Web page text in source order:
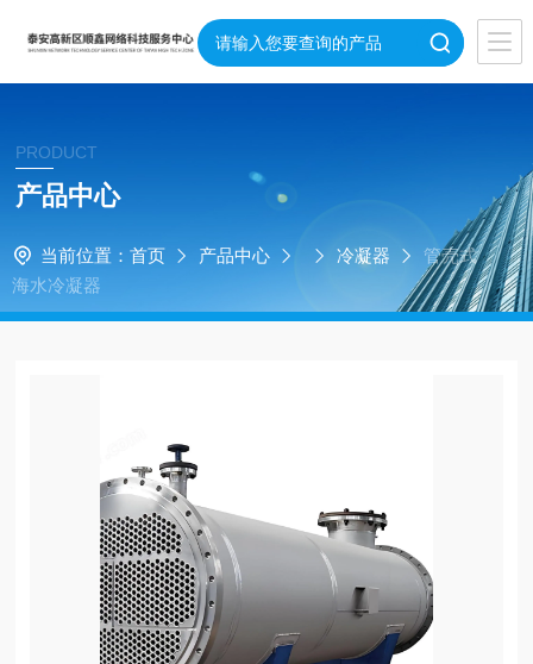
PRODUCT
产品中心
当前位置： 首页 产品中心 冷凝器
管壳式
海水冷凝器